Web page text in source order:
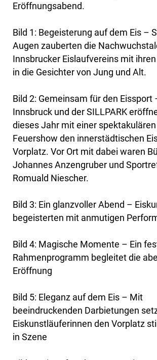
Eröffnungsabend.
Bild 1: Begeisterung auf dem Eis –
Augen zauberten die
Innsbrucker Eislaufvereins mit
in die Gesichter von Jung und Alt.
Bild 2: Gemeinsam für den Eissport
Innsbruck und der SILLPARK
dieses Jahr mit einer spektakulären
Feuershow den innerstädtischen
Vorplatz. Vor Ort mit dabei waren
Johannes Anzengruber und
Romuald Niescher.
Bild 3: Ein glanzvoller Abend –
begeisterten mit anmutigen
Bild 4: Magische Momente – Ein
Rahmenprogramm begleitet die
Eröffnung
Bild 5: Eleganz auf dem Eis – Mit
beeindruckenden Darbietungen
Eiskunstläuferinnen den Vorplatz
in Szene